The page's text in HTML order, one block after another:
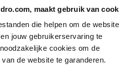
maakt gebruik van
die helpen om de website
jouw gebruikerservaring te
cookies om de
de website te garanderen.
zijn